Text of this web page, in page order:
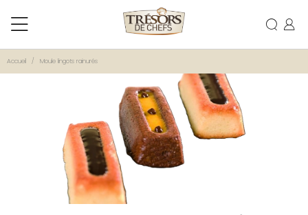
Accueil Moule lingots rainurés